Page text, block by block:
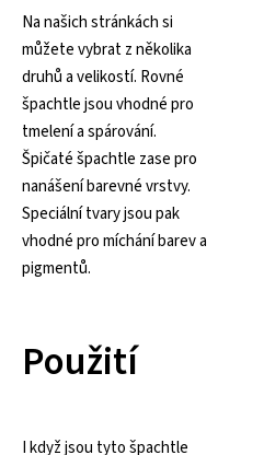
Na našich stránkách si
můžete vybrat z několika
druhů a velikostí. Rovné
špachtle jsou vhodné pro
tmelení a spárování.
Špičaté špachtle zase pro
nanášení barevné vrstvy.
Speciální tvary jsou pak
vhodné pro míchání barev a
pigmentů.
Použití
I když jsou tyto špachtle